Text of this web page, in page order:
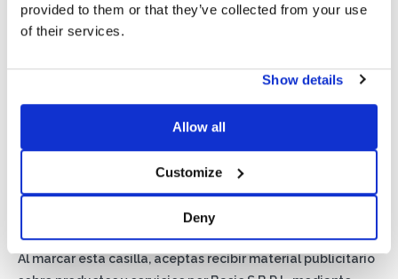
provided to them or that they’ve collected from your use
of their services.
Show details
Allow all
Customize
Deny
Privacidad*
Autorizo el tratamiento de mis datos según lo dispuesto en
Newsletter
Al marcar esta casilla, aceptas recibir material publicitario